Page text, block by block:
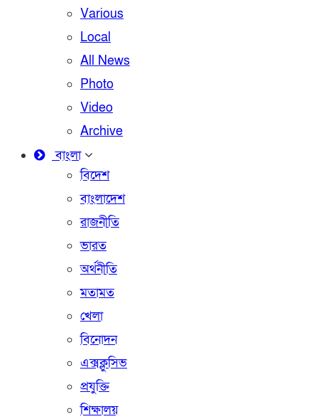
Various
Local
All News
Photo
Video
Archive
বাংলা
বিদেশ
বাংলাদেশ
রাজনীতি
ভারত
অর্থনীতি
মতামত
খেলা
বিনোদন
এক্সক্লুসিভ
প্রযুক্তি
শিক্ষালয়